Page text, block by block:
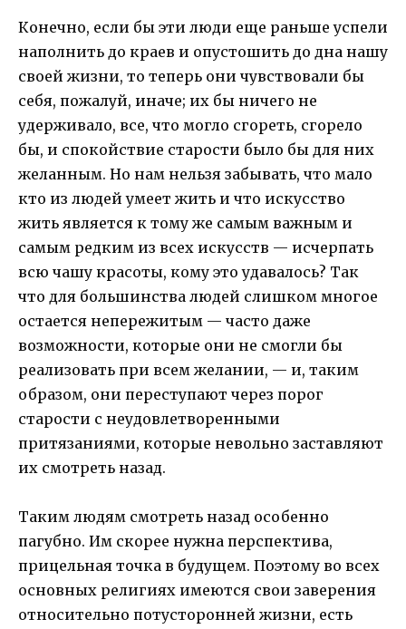
Конечно, если бы эти люди еще раньше успели
наполнить до краев и опустошить до дна нашу
своей жизни, то теперь они чувствовали бы
себя, пожалуй, иначе; их бы ничего не
удерживало, все, что могло сгореть, сгорело
бы, и спокойствие старости было бы для них
желанным. Но нам нельзя забывать, что мало
кто из людей умеет жить и что искусство
жить является к тому же самым важным и
самым редким из всех искусств — исчерпать
всю чашу красоты, кому это удавалось? Так
что для большинства людей слишком многое
остается непережитым — часто даже
возможности, которые они не смогли бы
реализовать при всем желании, — и, таким
образом, они переступают через порог
старости с неудовлетворенными
притязаниями, которые невольно заставляют
их смотреть назад.
Таким людям смотреть назад особенно
пагубно. Им скорее нужна перспектива,
прицельная точка в будущем. Поэтому во всех
основных религиях имеются свои заверения
относительно потусторонней жизни, есть